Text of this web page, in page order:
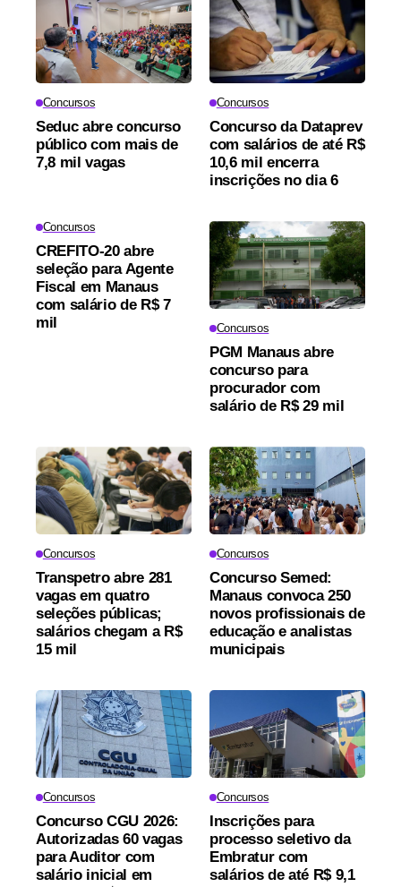
Concursos
Seduc abre concurso
público com mais de
7,8 mil vagas
Concursos
Concurso da Dataprev
com salários de até R$
10,6 mil encerra
inscrições no dia 6
Concursos
CREFITO-20 abre
seleção para Agente
Fiscal em Manaus
com salário de R$ 7
mil
Concursos
PGM Manaus abre
concurso para
procurador com
salário de R$ 29 mil
Concursos
Transpetro abre 281
vagas em quatro
seleções públicas;
salários chegam a R$
15 mil
Concursos
Concurso Semed:
Manaus convoca 250
novos profissionais de
educação e analistas
municipais
Concursos
Concurso CGU 2026:
Autorizadas 60 vagas
para Auditor com
salário inicial em
Concursos
Inscrições para
processo seletivo da
Embratur com
salários de até R$ 9,1